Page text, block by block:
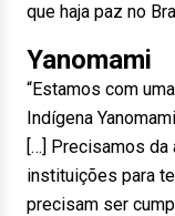
que haja paz no
Yanomami
“Estamos com
Indígena
[…] Precisamos da
instituições para
precisam ser